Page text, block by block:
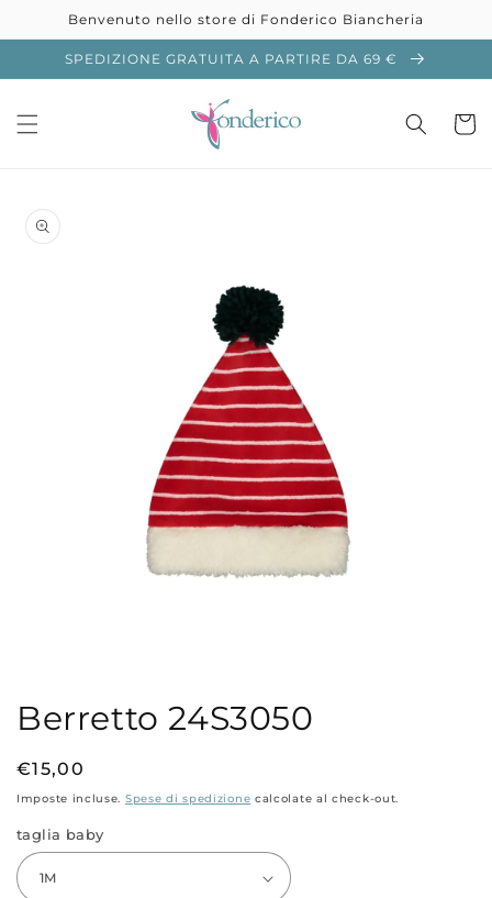
direttamente
ai contenuti
Benvenuto nello store di Fonderico Biancheria
SPEDIZIONE GRATUITA A PARTIRE DA 69 €
Passa alle
informazioni
sul prodotto
1
in
modale
Berretto 24S3050
Prezzo
di
€15,00
Imposte incluse. Spese di spedizione calcolate al check-out.
taglia baby